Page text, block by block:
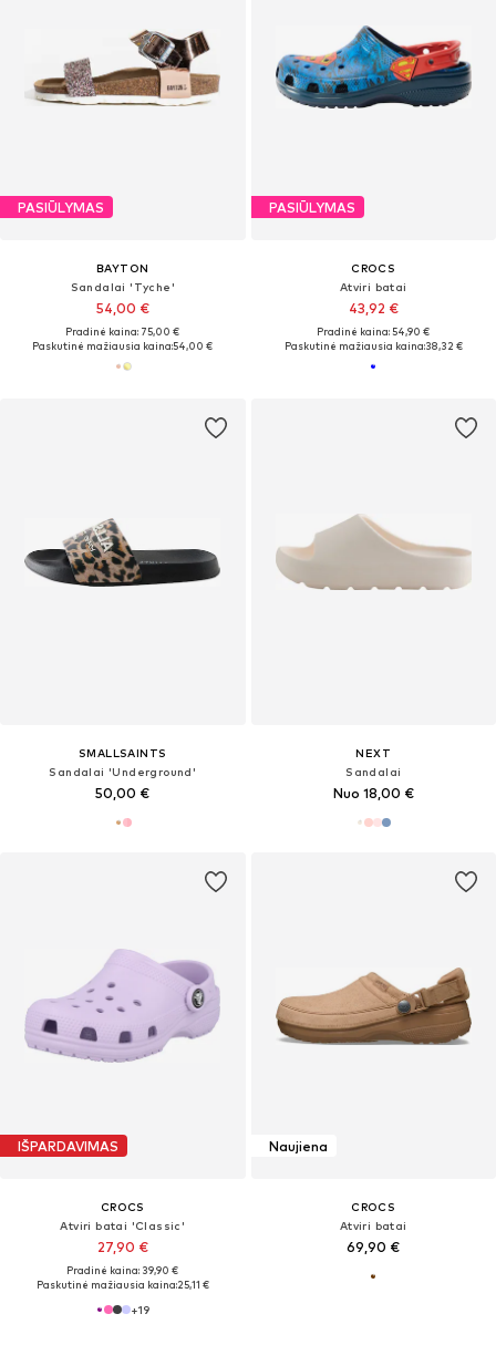
PASIŪLYMAS
BAYTON
Sandalai 'Tyche'
54,00 €
Pradinė kaina: 75,00 €
Paskutinė mažiausia kaina:54,00 €
PASIŪLYMAS
CROCS
Atviri batai
43,92 €
Pradinė kaina: 54,90 €
Paskutinė mažiausia kaina:38,32 €
SMALLSAINTS
Sandalai 'Underground'
50,00 €
NEXT
Sandalai
Nuo 18,00 €
IŠPARDAVIMAS
CROCS
Atviri batai 'Classic'
27,90 €
Pradinė kaina: 39,90 €
Paskutinė mažiausia kaina:25,11 €
+19
Naujiena
CROCS
Atviri batai
69,90 €